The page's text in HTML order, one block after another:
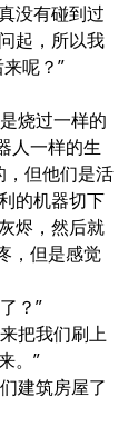
没有碰到过
起，所以我
呢？”
烧过一样的
人一样的生
但他们是活
的机器切下
烬，然后就
，但是感觉
？”
把我们刷上
。”
建筑房屋了